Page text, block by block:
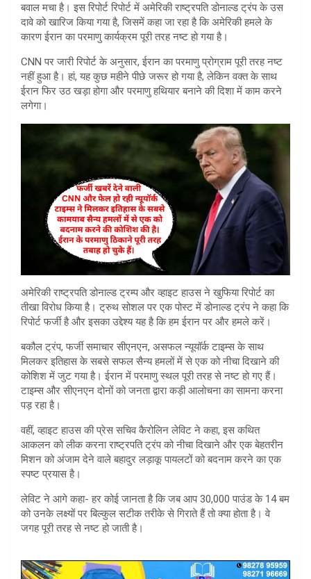
बवाल मचा है। इस रिपोर्ट रिपोर्ट में अमेरिकी राष्ट्रपति डोनाल्ड ट्रंप के उस
दावे को खारिज किया गया है, जिसमें कहा जा रहा है कि अमेरिकी हमले के
कारण ईरान का परमाणु कार्यक्रम पूरी तरह नष्ट हो गया है।
CNN पर जारी रिपोर्ट के अनुसार, ईरान का परमाणु प्रोग्राम पूरी तरह नष्ट
नहीं हुआ है। हां, यह कुछ महीने पीछे जरूर हो गया है, लेकिन वक्त के साथ
ईरान फिर उठ खड़ा होगा और परमाणु हथियार बनाने की दिशा में काम करने
लगेगा।
अमेरिकी राष्ट्रपति डोनाल्ड ट्रम्प और व्हाइट हाउस ने खुफिया रिपोर्ट का
तीखा विरोध किया है। ट्रुथ सोशल पर एक पोस्ट में डोनाल्ड ट्रंप ने कहा कि
रिपोर्ट फर्जी है और इसका उद्देश्य यह है कि हम ईरान पर और हमले करें।
बकौल ट्रंप, फर्जी समाचार सीएनएन, असफल न्यूयॉर्क टाइम्स के साथ
मिलकर इतिहास के सबसे सफल सैन्य हमलों में से एक को नीचा दिखाने की
कोशिश में जुट गया है। ईरान में परमाणु स्थल पूरी तरह से नष्ट हो गए हैं।
टाइम्स और सीएनएन दोनों को जनता द्वारा कड़ी आलोचना का सामना करना
पड़ रहा है।
वहीं, व्हाइट हाउस की प्रेस सचिव कैरोलिन लेविट ने कहा, इस कथित
आकलन को लीक करना राष्ट्रपति ट्रंप को नीचा दिखाने और एक बेहतरीन
मिशन को अंजाम देने वाले बहादुर लड़ाकू पायलटों को बदनाम करने का एक
स्पष्ट प्रयास है।
लेविट ने आगे कहा- हर कोई जानता है कि जब आप 30,000 पाउंड के 14 बम
को उनके लक्ष्यों पर बिल्कुल सटीक तरीके से गिराते हैं तो क्या होता है। वे
जगह पूरी तरह से नष्ट हो जाती है।